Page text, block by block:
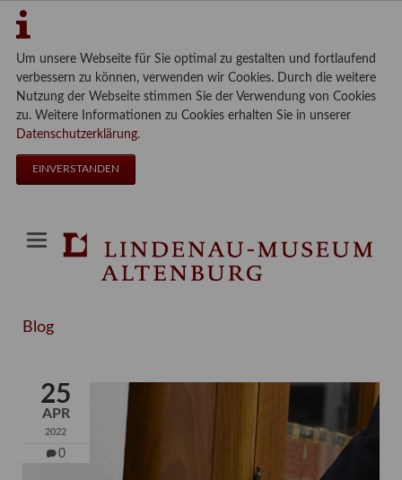
Um unsere Webseite für Sie optimal zu gestalten und fortlaufend
verbessern zu können, verwenden wir Cookies. Durch die weitere
Nutzung der Webseite stimmen Sie der Verwendung von Cookies
zu. Weitere Informationen zu Cookies erhalten Sie in unserer
Datenschutzerklärung.
EINVERSTANDEN
Blog
25
APR
2022
0